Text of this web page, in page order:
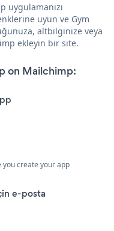
uygulamanızı
uyun ve Gym
altbilginize veya
ekleyin bir site.
on Mailchimp:
you create your app
e-posta